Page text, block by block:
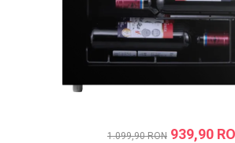
1.099,90 RON 939,90